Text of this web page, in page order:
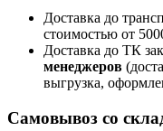
Доставка до
стоимостью от
Доставка до ТК
менеджеров
выгрузка,
Самовывоз со